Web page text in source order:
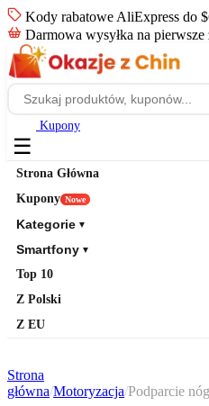
Kody rabatowe AliExpress do
Darmowa wysyłka na
Kupony
☰
Strona Główna
Kupony Nowe
Kategorie ▼
Smartfony ▼
Top 10
Z Polski
Z EU
Strona
główna/Motoryzacja/Podparcie